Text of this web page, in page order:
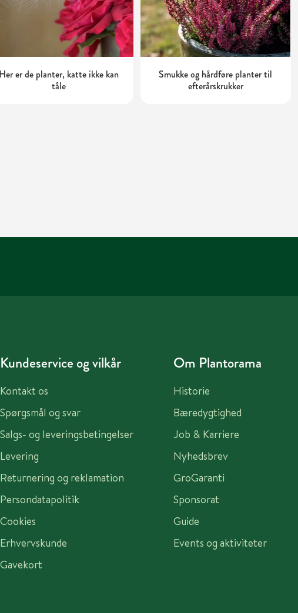
Her er de planter, katte ikke kan
tåle
Smukke og hårdføre planter til
efterårskrukker
Kundeservice og vilkår
Kontakt os
Spørgsmål og svar
Salgs- og leveringsbetingelser
Levering
Returnering og reklamation
Persondatapolitik
Cookies
Erhvervskunde
Gavekort
Om Plantorama
Historie
Bæredygtighed
Job & Karriere
Nyhedsbrev
GroGaranti
Sponsorat
Guide
Events og aktiviteter